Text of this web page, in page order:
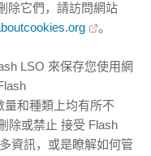
除它們，請訪問網站
。
LSO 來保存您使用網
量和種類上均有所不
除或禁止 接受 Flash
資訊，或是瞭解如何管